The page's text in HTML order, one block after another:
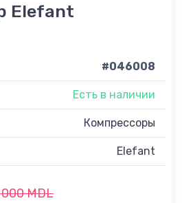
Elefant
#046008
Есть в наличии
Компрессоры
Elefant
MDL